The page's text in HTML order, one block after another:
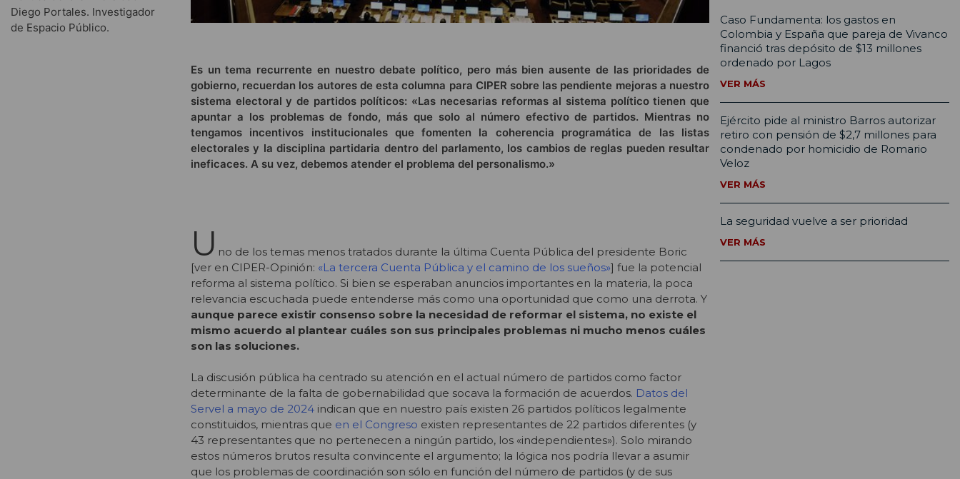
Diego Portales. Investigador
de Espacio Público.
Es un tema recurrente en nuestro debate político, pero más bien ausente de las prioridades de
gobierno, recuerdan los autores de esta columna para CIPER sobre las pendiente mejoras a nuestro
sistema electoral y de partidos políticos: «Las necesarias reformas al sistema político tienen que
apuntar a los problemas de fondo, más que solo al número efectivo de partidos. Mientras no
tengamos incentivos institucionales que fomenten la coherencia programática de las listas
electorales y la disciplina partidaria dentro del parlamento, los cambios de reglas pueden resultar
ineficaces. A su vez, debemos atender el problema del personalismo.»
U no de los temas menos tratados durante la última Cuenta Pública del presidente Boric
[ver en CIPER-Opinión: «La tercera Cuenta Pública y el camino de los sueños»] fue la potencial
reforma al sistema político. Si bien se esperaban anuncios importantes en la materia, la poca
relevancia escuchada puede entenderse más como una oportunidad que como una derrota. Y
aunque parece existir consenso sobre la necesidad de reformar el sistema, no existe el
mismo acuerdo al plantear cuáles son sus principales problemas ni mucho menos cuáles
son las soluciones.
La discusión pública ha centrado su atención en el actual número de partidos como factor
determinante de la falta de gobernabilidad que socava la formación de acuerdos. Datos del
Servel a mayo de 2024 indican que en nuestro país existen 26 partidos políticos legalmente
constituidos, mientras que en el Congreso existen representantes de 22 partidos diferentes (y
43 representantes que no pertenecen a ningún partido, los «independientes»). Solo mirando
estos números brutos resulta convincente el argumento; la lógica nos podría llevar a asumir
que los problemas de coordinación son sólo en función del número de partidos (y de sus
Caso Fundamenta: los gastos en
Colombia y España que pareja de Vivanco
financió tras depósito de $13 millones
ordenado por Lagos
VER MÁS
Ejército pide al ministro Barros autorizar
retiro con pensión de $2,7 millones para
condenado por homicidio de Romario
Veloz
VER MÁS
La seguridad vuelve a ser prioridad
VER MÁS